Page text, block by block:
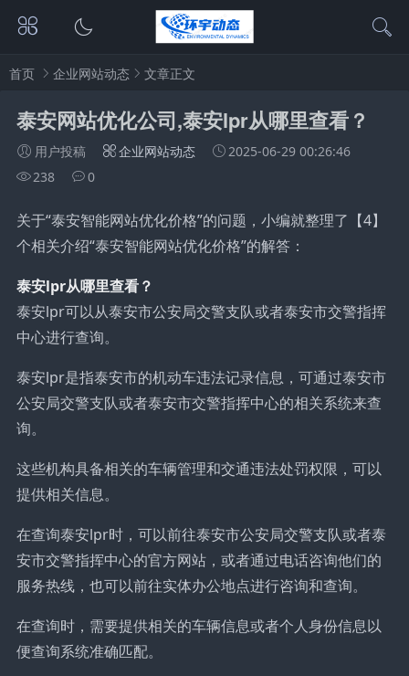
首页 企业网站动态 文章正文
泰安网站优化公司,泰安lpr从哪里查看？
用户投稿 企业网站动态
2025-06-29 00:26:46
238
0
关于“泰安智能网站优化价格”的问题，小编就整理了【4】
个相关介绍“泰安智能网站优化价格”的解答：
泰安lpr从哪里查看？
泰安lpr可以从泰安市公安局交警支队或者泰安市交警指挥
中心进行查询。
泰安lpr是指泰安市的机动车违法记录信息，可通过泰安市
公安局交警支队或者泰安市交警指挥中心的相关系统来查
询。
这些机构具备相关的车辆管理和交通违法处罚权限，可以
提供相关信息。
在查询泰安lpr时，可以前往泰安市公安局交警支队或者泰
安市交警指挥中心的官方网站，或者通过电话咨询他们的
服务热线，也可以前往实体办公地点进行咨询和查询。
在查询时，需要提供相关的车辆信息或者个人身份信息以
便查询系统准确匹配。